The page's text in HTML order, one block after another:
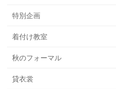
特別企画
着付け教室
秋のフォーマル
貸衣裳